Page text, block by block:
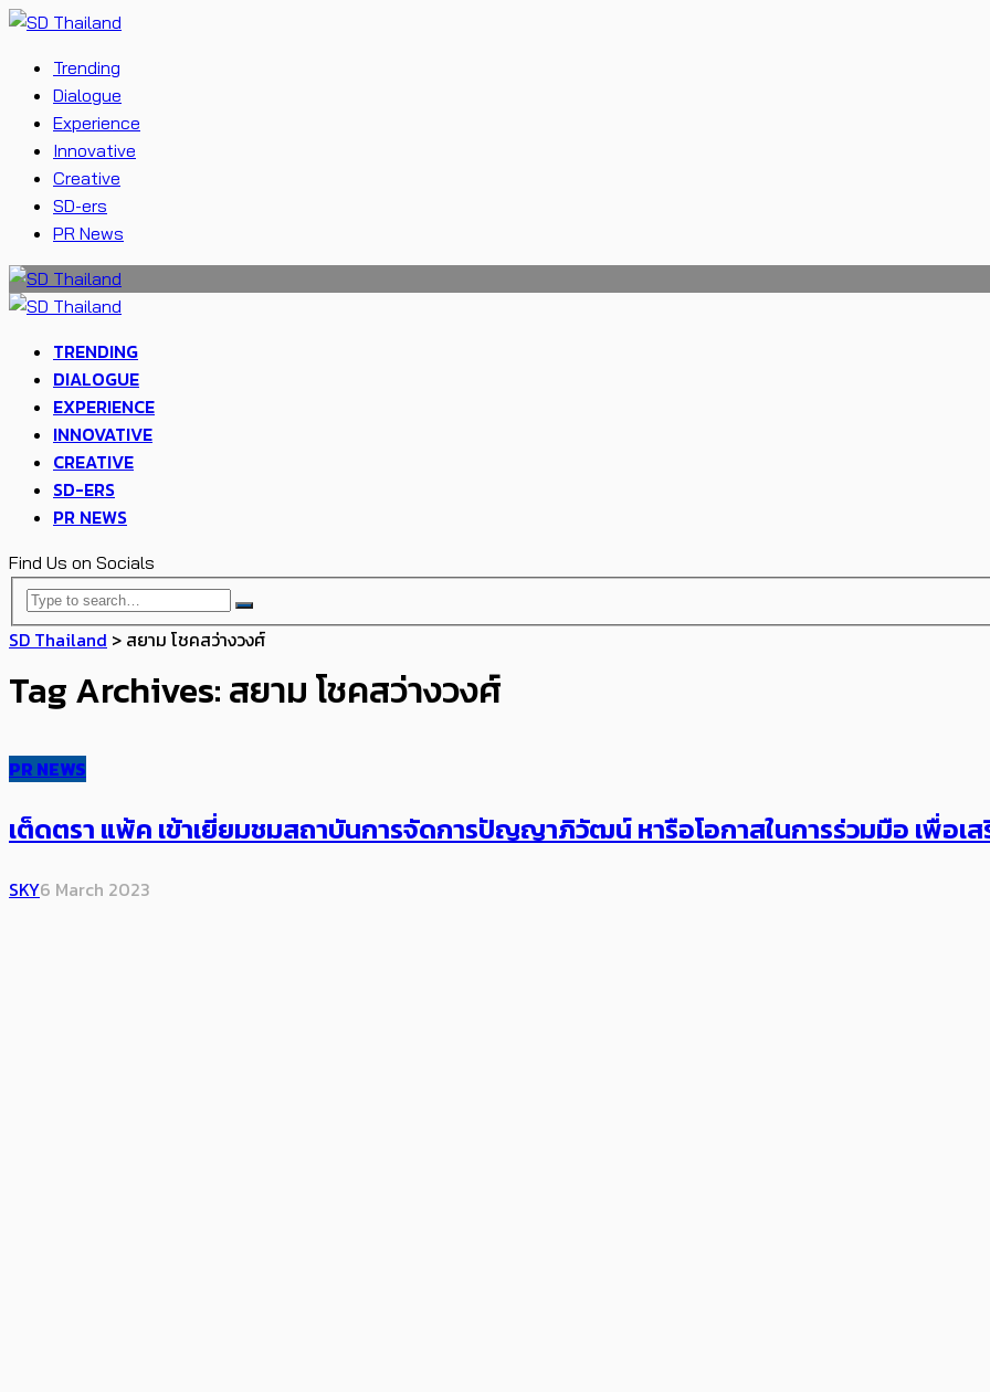
Trending
Dialogue
Experience
Innovative
Creative
SD-ers
PR News
TRENDING
DIALOGUE
EXPERIENCE
INNOVATIVE
CREATIVE
SD-ERS
PR NEWS
Find Us on Socials
SD Thailand > สยาม โชคสว่างวงศ์
Tag Archives: สยาม โชคสว่างวงศ์
PR NEWS
เต็ดตรา แพ้ค เข้าเยี่ยมชมสถาบันการจัดการปัญญาภิวัฒน์ หารือโอกาสในการร่วมมือ เพื่อเ
SKY6 March 2023